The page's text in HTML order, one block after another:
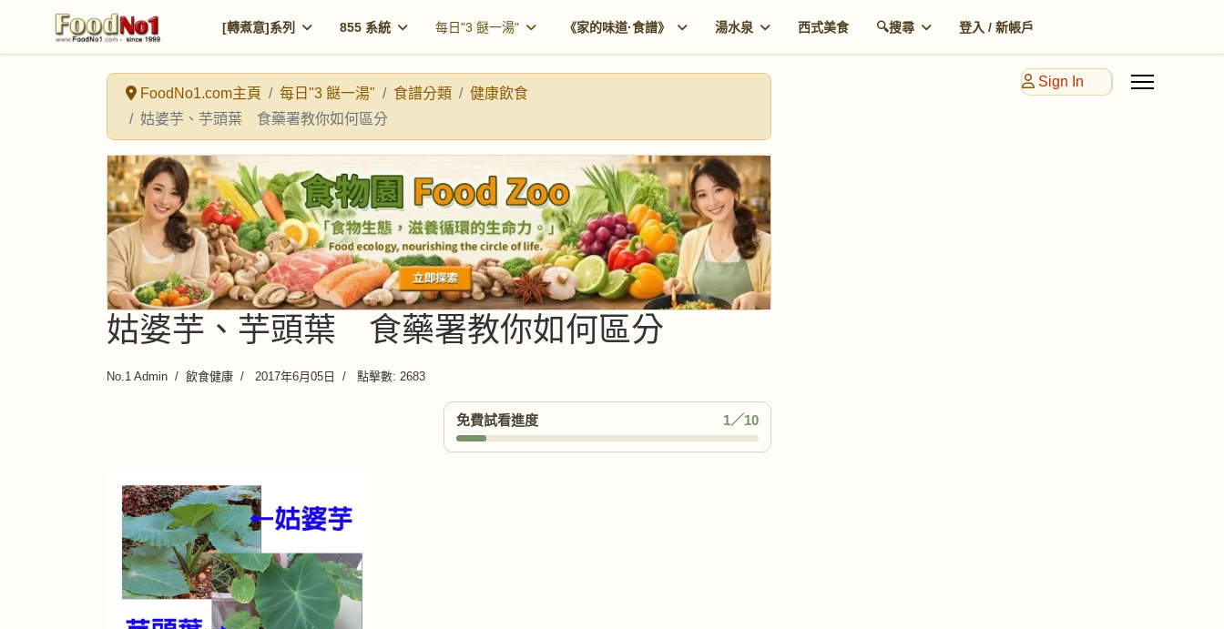
[轉煮意]系列 855 系統 每日"3 餸一湯" 《家的味道·食譜》 湯水泉 西式美食 🔍搜尋 登入 / 新帳戶
Sign In
FoodNo1.com主頁 每日"3 餸一湯" 食譜分類
健康飲食
姑婆芋、芋頭葉 食藥署教你如何區分
姑婆芋、芋頭葉 食藥署教你如何區分
No.1 Admin 飲食健康 2017年6月05日 點擊數: 2683
免費試看進度 1／10